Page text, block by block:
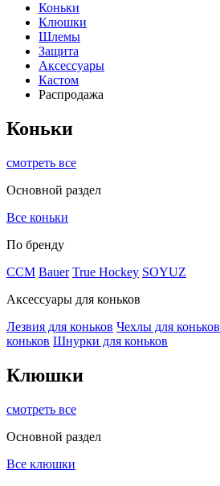
Коньки
Клюшки
Шлемы
Защита
Аксессуары
Кастом
Распродажа
Коньки
смотреть все
Основной раздел
Все коньки
По бренду
ССМ Bauer True Hockey SOYUZ
Аксессуары для коньков
Лезвия для коньков Чехлы для коньков
коньков Шнурки для коньков
Клюшки
смотреть все
Основной раздел
Все клюшки